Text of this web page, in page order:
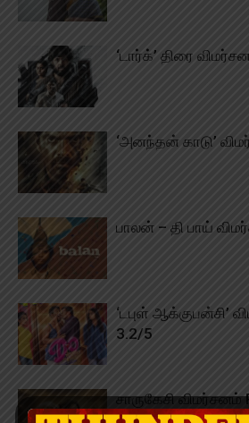
‘டார்க்’ திரை
‘அனந்தன் காடு’
பாலன் – தி பாய்
‘டபுள் ஆக்குபன்சி’
3.2/5
சாருகேசி விமர்சனம்